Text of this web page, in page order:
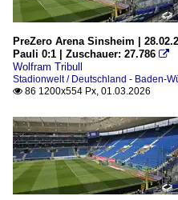
PreZero Arena Sinsheim |
Pauli 0:1 | Zuschauer: 27.786 
Wolfram Tribull
Stadionwelt / Deutschland - Baden-
 86 1200x554 Px, 01.03.2026